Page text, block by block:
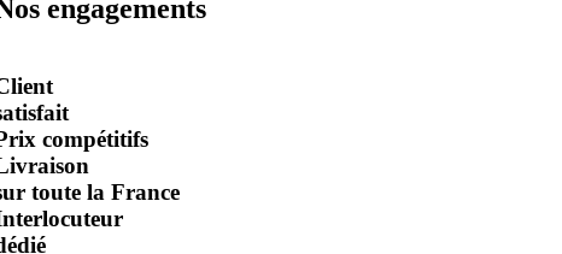
engagements
compétitifs
toute la France